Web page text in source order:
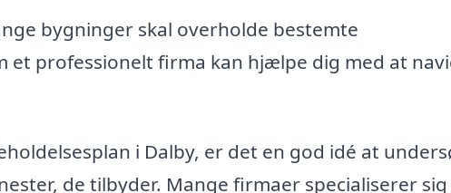
bygninger skal overholde bestemte
et professionelt firma kan hjælpe dig med at
i Dalby, er det en god idé at
de tilbyder. Mange firmaer specialiserer